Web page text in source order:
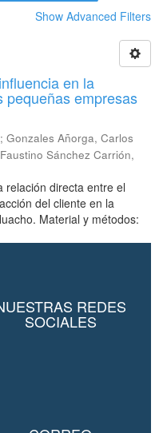
Show Advanced Filters
en la
pequeñas empresas
; Gonzales Añorga, Carlos
Sánchez Carrión,
relación directa entre el
del cliente en la
Material y métodos:
REDES
SOCIALES